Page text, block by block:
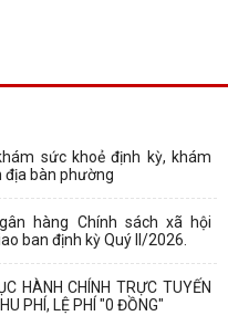
sức khoẻ định kỳ, khám
địa bàn phường
hàng Chính sách xã hội
ban định kỳ Quý II/2026.
HÀNH CHÍNH TRỰC TUYẾN
PHÍ, LỆ PHÍ "0 ĐỒNG"